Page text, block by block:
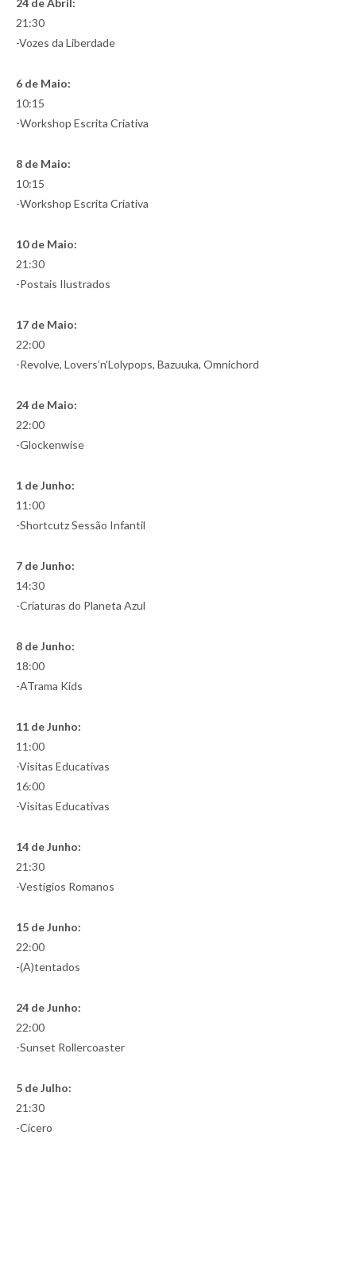
24 de Abril:
21:30
-Vozes da Liberdade
6 de Maio:
10:15
-Workshop Escrita Criativa
8 de Maio:
10:15
-Workshop Escrita Criativa
10 de Maio:
21:30
-Postais Ilustrados
17 de Maio:
22:00
-Revolve, Lovers’n’Lolypops, Bazuuka, Omnichord
24 de Maio:
22:00
-Glockenwise
1 de Junho:
11:00
-Shortcutz Sessão Infantil
7 de Junho:
14:30
-Criaturas do Planeta Azul
8 de Junho:
18:00
-ATrama Kids
11 de Junho:
11:00
-Visitas Educativas
16:00
-Visitas Educativas
14 de Junho:
21:30
-Vestígios Romanos
15 de Junho:
22:00
-(A)tentados
24 de Junho:
22:00
-Sunset Rollercoaster
5 de Julho:
21:30
-Cícero